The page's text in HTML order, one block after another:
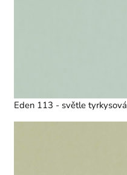
Eden 113 - světle tyrkysová